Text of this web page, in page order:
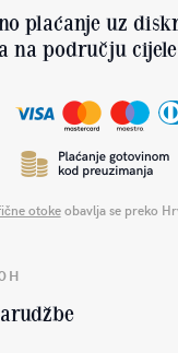
plaćanje uz
na području
otokeobavlja se preko